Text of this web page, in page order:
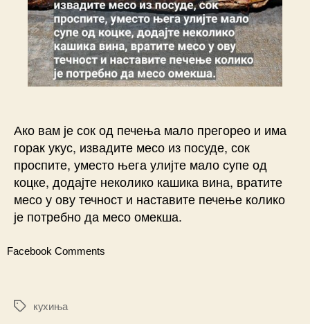
Ако вам је сок од печења мало прегорео и има
горак укус, извадите месо из посуде, сок
проспите, уместо њега улијте мало супе од
коцке, додајте неколико кашика вина, вратите
месо у ову течност и наставите печење колико
је потребно да месо омекша.
Facebook Comments
Ознакекухиња